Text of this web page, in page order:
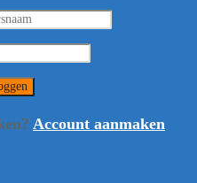
Account aanmaken